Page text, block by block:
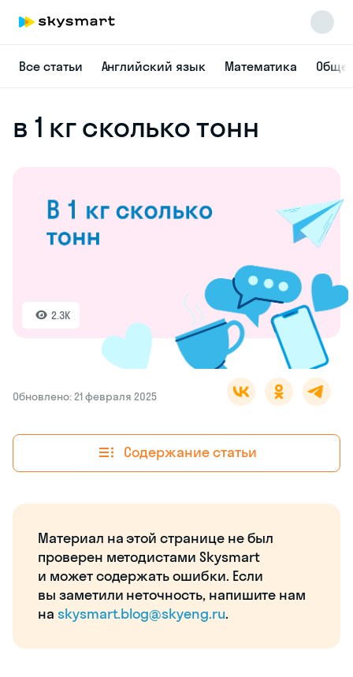
Все статьи Английский язык Математика
в 1 кг сколько тонн
2.3K
Обновлено: 21 февраля 2025
Содержание статьи
Материал на этой странице не был
проверен методистами Skysmart
и может содержать ошибки. Если
вы заметили неточность, напишите нам
на skysmart.blog@skyeng.ru.